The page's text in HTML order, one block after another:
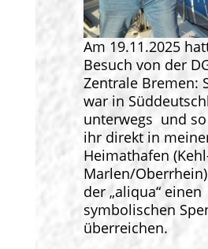
Am 19.11.2025
Besuch von der
Zentrale Bremen:
war in
unterwegs und
ihr direkt in
Heimathafen
Marlen/
der „aliqua“ einen
symbolischen
überreichen.